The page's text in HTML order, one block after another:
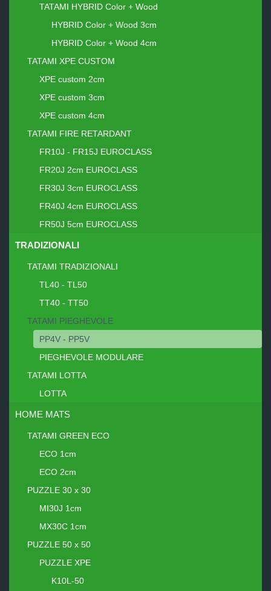
TATAMI HYBRID Color + Wood
HYBRID Color + Wood 3cm
HYBRID Color + Wood 4cm
TATAMI XPE CUSTOM
XPE custom 2cm
XPE custom 3cm
XPE custom 4cm
TATAMI FIRE RETARDANT
FR10J - FR15J EUROCLASS
FR20J 2cm EUROCLASS
FR30J 3cm EUROCLASS
FR40J 4cm EUROCLASS
FR50J 5cm EUROCLASS
TRADIZIONALI
TATAMI TRADIZIONALI
TL40 - TL50
TT40 - TT50
TATAMI PIEGHEVOLE
PP4V - PP5V
PIEGHEVOLE MODULARE
TATAMI LOTTA
LOTTA
HOME MATS
TATAMI GREEN ECO
ECO 1cm
ECO 2cm
PUZZLE 30 x 30
MI30J 1cm
MX30C 1cm
PUZZLE 50 x 50
PUZZLE XPE
K10L-50